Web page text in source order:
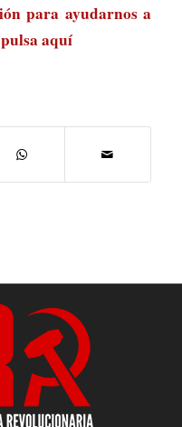
para ayudarnos a
pulsa aquí